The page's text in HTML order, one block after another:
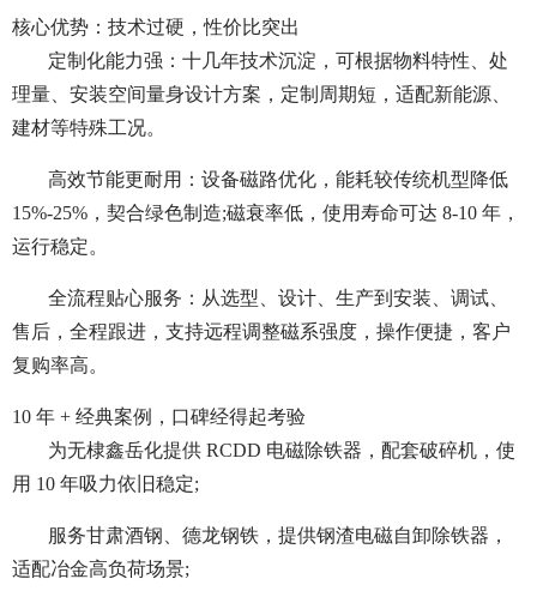
核心优势：技术过硬，性价比突出
定制化能力强：十几年技术沉淀，可根据物料特性、处
理量、安装空间量身设计方案，定制周期短，适配新能源、
建材等特殊工况。
高效节能更耐用：设备磁路优化，能耗较传统机型降低
15%-25%，契合绿色制造;磁衰率低，使用寿命可达 8-10 年，
运行稳定。
全流程贴心服务：从选型、设计、生产到安装、调试、
售后，全程跟进，支持远程调整磁系强度，操作便捷，客户
复购率高。
10 年 + 经典案例，口碑经得起考验
为无棣鑫岳化提供 RCDD 电磁除铁器，配套破碎机，使
用 10 年吸力依旧稳定;
服务甘肃酒钢、德龙钢铁，提供钢渣电磁自卸除铁器，
适配冶金高负荷场景;